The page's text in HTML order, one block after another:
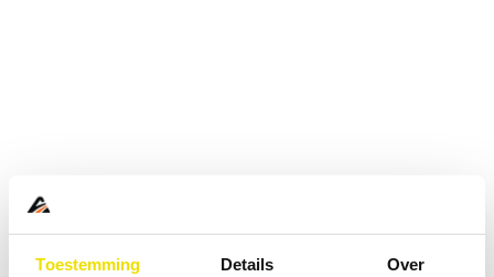
Toestemming Details Over